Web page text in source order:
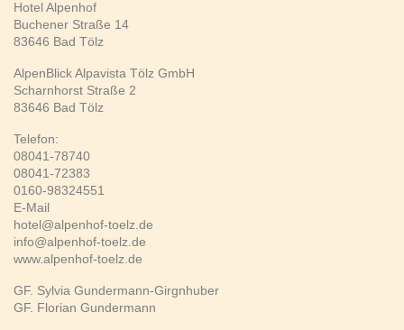
Hotel Alpenhof
Buchener Straße 14
83646 Bad Tölz
AlpenBlick Alpavista Tölz GmbH
Scharnhorst Straße 2
83646 Bad Tölz
Telefon:
08041-78740
08041-72383
0160-98324551
E-Mail
hotel@alpenhof-toelz.de
info@alpenhof-toelz.de
www.alpenhof-toelz.de
GF. Sylvia Gundermann-Girgnhuber
GF. Florian Gundermann